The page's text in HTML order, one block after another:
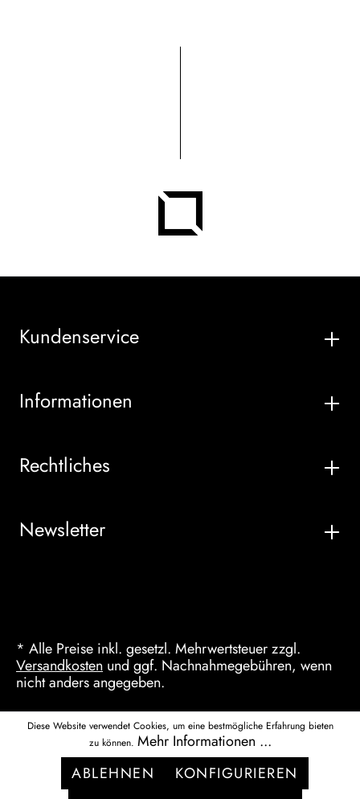
Kundenservice
Informationen
Rechtliches
Newsletter
* Alle Preise inkl. gesetzl. Mehrwertsteuer zzgl.
Versandkosten und ggf. Nachnahmegebühren, wenn
nicht anders angegeben.
Diese Website verwendet Cookies, um eine bestmögliche Erfahrung bieten
zu können. Mehr Informationen ...
ABLEHNEN
KONFIGURIEREN